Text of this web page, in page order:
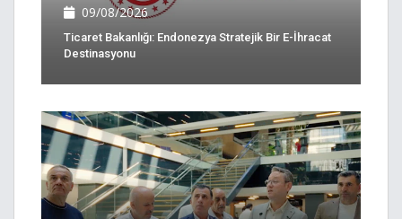
09/08/2026
Ticaret Bakanlığı: Endonezya Stratejik Bir E-İhracat
Destinasyonu